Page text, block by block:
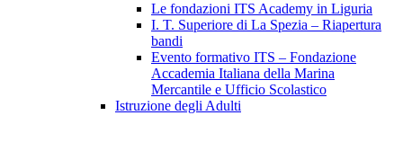
Le fondazioni ITS Academy in Liguria
I. T. Superiore di La Spezia – Riapertura
bandi
Evento formativo ITS – Fondazione
Accademia Italiana della Marina
Mercantile e Ufficio Scolastico
Istruzione degli Adulti